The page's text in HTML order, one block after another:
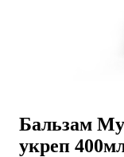
Бальзам
укреп